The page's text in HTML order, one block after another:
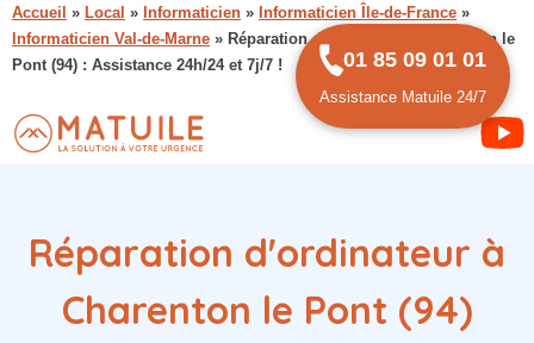
Accueil » Local » Informaticien » Informaticien Île-de-France »
Informaticien Val-de-Marne » Réparation d’ordinateur à Charenton le
Pont (94) : Assistance 24h/24 et 7j/7 !
Réparation d'ordinateur à
Charenton le Pont (94)
01 85 09 01 01
Assistance Matuile 24/7